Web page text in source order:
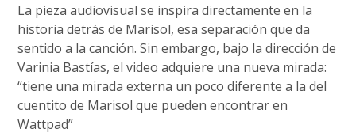
La pieza audiovisual se inspira directamente en la
historia detrás de Marisol, esa separación que da
sentido a la canción. Sin embargo, bajo la dirección de
Varinia Bastías, el video adquiere una nueva mirada:
“tiene una mirada externa un poco diferente a la del
cuentito de Marisol que pueden encontrar en
Wattpad”